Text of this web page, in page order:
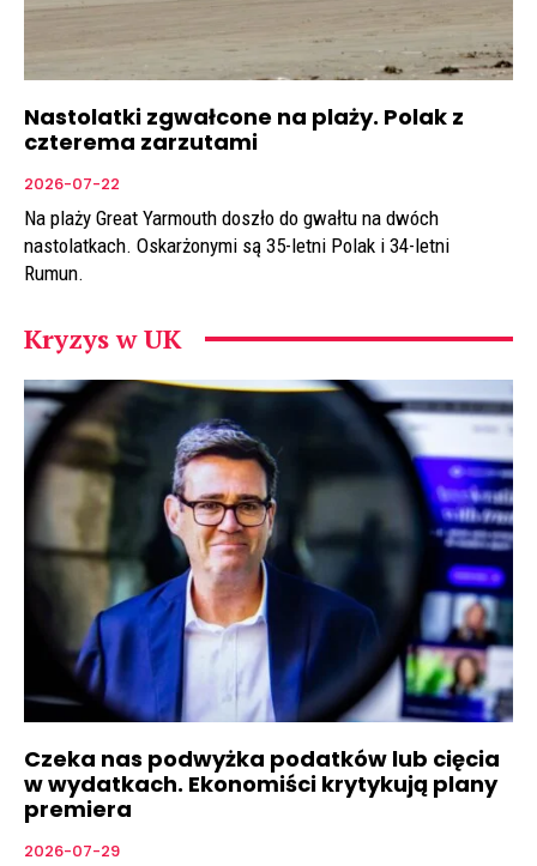
Nastolatki zgwałcone na plaży. Polak z
czterema zarzutami
2026-07-22
Na plaży Great Yarmouth doszło do gwałtu na dwóch
nastolatkach. Oskarżonymi są 35-letni Polak i 34-letni
Rumun.
Kryzys w UK
Czeka nas podwyżka podatków lub cięcia
w wydatkach. Ekonomiści krytykują plany
premiera
2026-07-29